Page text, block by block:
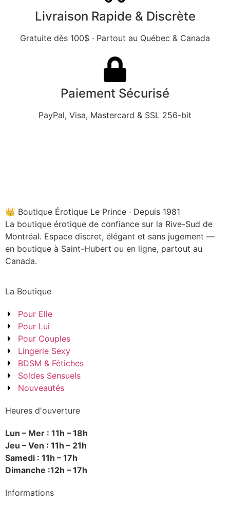
Livraison Rapide & Discrète
Gratuite dès 100$ · Partout au Québec & Canada
Paiement Sécurisé
PayPal, Visa, Mastercard & SSL 256-bit
👑 Boutique Érotique Le Prince · Depuis 1981
La boutique érotique de confiance sur la Rive-Sud de
Montréal. Espace discret, élégant et sans jugement —
en boutique à Saint-Hubert ou en ligne, partout au
Canada.
La Boutique
Pour Elle
Pour Lui
Pour Couples
Lingerie Sexy
BDSM & Fétiches
Soldes Sensuels
Nouveautés
Heures d'ouverture
Lun – Mer : 11h – 18h
Jeu – Ven : 11h – 21h
Samedi : 11h – 17h
Dimanche :12h – 17h
Informations